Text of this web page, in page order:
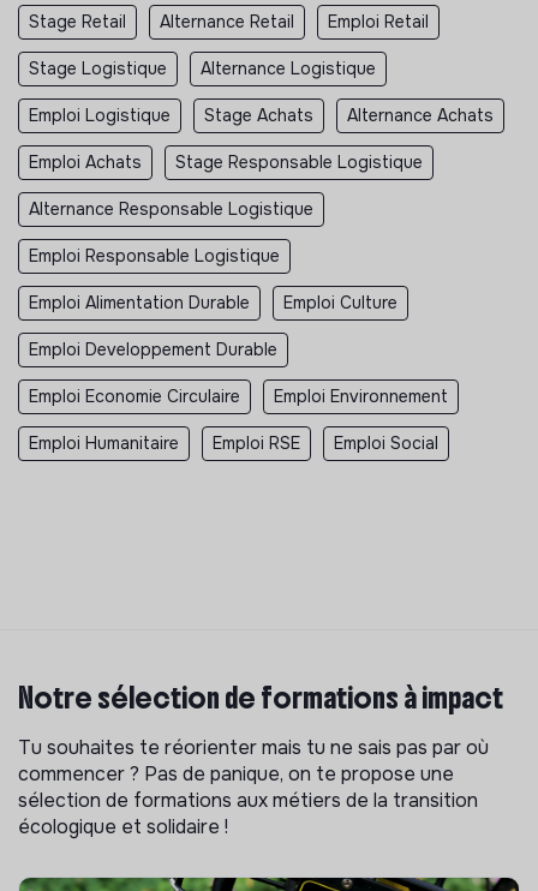
Stage Retail Alternance Retail Emploi Retail
Stage Logistique Alternance Logistique
Emploi Logistique Stage Achats Alternance Achats
Emploi Achats Stage Responsable Logistique
Alternance Responsable Logistique
Emploi Responsable Logistique
Emploi Alimentation Durable Emploi Culture
Emploi Developpement Durable
Emploi Economie Circulaire Emploi Environnement
Emploi Humanitaire Emploi RSE Emploi Social
Notre sélection de formations à impact
Tu souhaites te réorienter mais tu ne sais pas par où
commencer ? Pas de panique, on te propose une
sélection de formations aux métiers de la transition
écologique et solidaire !